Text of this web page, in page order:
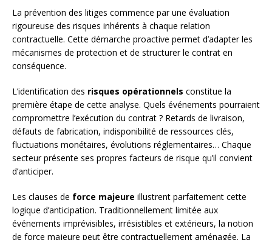
La prévention des litiges commence par une évaluation
rigoureuse des risques inhérents à chaque relation
contractuelle. Cette démarche proactive permet d’adapter les
mécanismes de protection et de structurer le contrat en
conséquence.
L’identification des risques opérationnels constitue la
première étape de cette analyse. Quels événements pourraient
compromettre l’exécution du contrat ? Retards de livraison,
défauts de fabrication, indisponibilité de ressources clés,
fluctuations monétaires, évolutions réglementaires… Chaque
secteur présente ses propres facteurs de risque qu’il convient
d’anticiper.
Les clauses de force majeure illustrent parfaitement cette
logique d’anticipation. Traditionnellement limitée aux
événements imprévisibles, irrésistibles et extérieurs, la notion
de force majeure peut être contractuellement aménagée. La